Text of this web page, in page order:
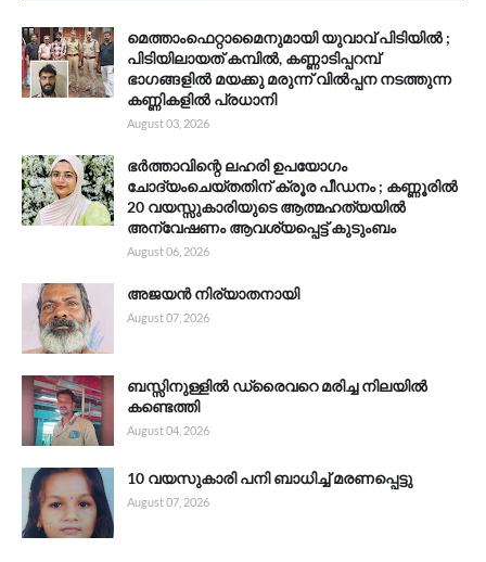
മെത്താംഫെറ്റാമൈനുമായി യുവാവ് പിടിയിൽ ;
പിടിയിലായത് കമ്പിൽ, കണ്ണാടിപ്പറമ്പ്
ഭാഗങ്ങളിൽ മയക്കു മരുന്ന് വിൽപ്പന നടത്തുന്ന
കണ്ണികളിൽ പ്രധാനി
August 03, 2026
ഭർത്താവിന്റെ ലഹരി ഉപയോഗം
ചോദ്യംചെയ്തതിന് ക്രൂര പീഡനം ; കണ്ണൂരിൽ
20 വയസ്സുകാരിയുടെ ആത്മഹത്യയിൽ
അന്വേഷണം ആവശ്യപ്പെട്ട് കുടുംബം
August 06, 2026
അജയൻ നിര്യാതനായി
August 07, 2026
ബസ്സിനുള്ളിൽ ഡ്രൈവറെ മരിച്ച നിലയിൽ
കണ്ടെത്തി
August 04, 2026
10 വയസുകാരി പനി ബാധിച്ച് മരണപ്പെട്ടു
August 07, 2026